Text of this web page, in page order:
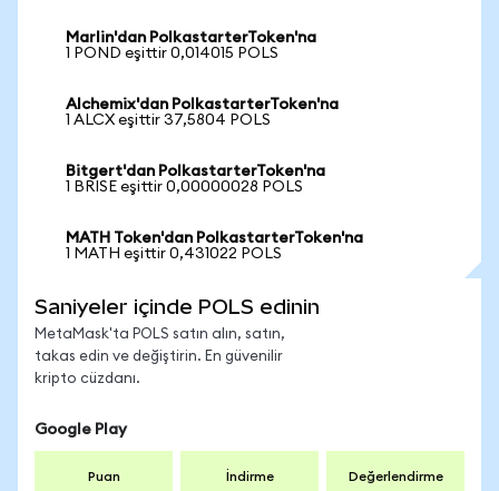
Marlin'dan PolkastarterToken'na
1 POND eşittir 0,014015 POLS
Alchemix'dan PolkastarterToken'na
1 ALCX eşittir 37,5804 POLS
Bitgert'dan PolkastarterToken'na
1 BRISE eşittir 0,00000028 POLS
MATH Token'dan PolkastarterToken'na
1 MATH eşittir 0,431022 POLS
Saniyeler içinde POLS edinin
MetaMask'ta POLS satın alın, satın,
takas edin ve değiştirin. En güvenilir
kripto cüzdanı.
Google Play
Puan İndirme Değerlendirme